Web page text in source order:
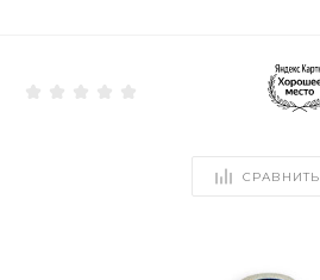
СРАВНИТЬ